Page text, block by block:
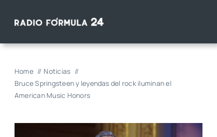
Home
Noticias
Bruce Springsteen y leyendas del rock iluminan el
American Music Honors